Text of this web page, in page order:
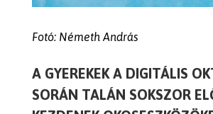
Fotó: Németh András
A GYEREKEK A DIGITÁLIS
SORÁN TALÁN SOKSZOR